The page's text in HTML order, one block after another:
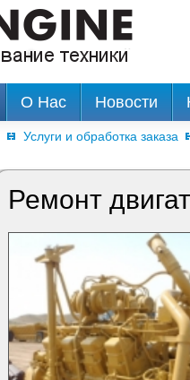
Ремонт
О Нас Новости
Услуги и обработка заказа